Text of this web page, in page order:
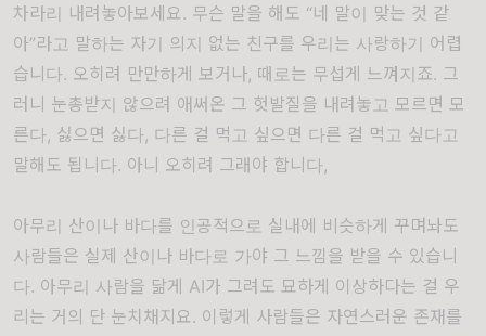
차라리 내려놓아보세요. 무슨 말을 해도 “네 말이 맞는 것 같
아”라고 말하는 자기 의지 없는 친구를 우리는 사랑하기 어렵
습니다. 오히려 만만하게 보거나, 때로는 무섭게 느껴지죠. 그
러니 눈총받지 않으려 애써온 그 헛발질을 내려놓고 모르면 모
른다, 싫으면 싫다, 다른 걸 먹고 싶으면 다른 걸 먹고 싶다고
말해도 됩니다. 아니 오히려 그래야 합니다,
아무리 산이나 바다를 인공적으로 실내에 비슷하게 꾸며놔도
사람들은 실제 산이나 바다로 가야 그 느낌을 받을 수 있습니
다. 아무리 사람을 닮게 AI가 그려도 묘하게 이상하다는 걸 우
리는 거의 단 눈치채지요. 이렇게 사람들은 자연스러운 존재를